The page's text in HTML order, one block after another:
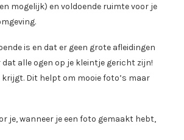
mogelijk) en voldoende ruimte voor je
is en dat er geen grote afleidingen
alle ogen op je kleintje gericht zijn!
Dit helpt om mooie foto’s maar
je, wanneer je een foto gemaakt hebt,